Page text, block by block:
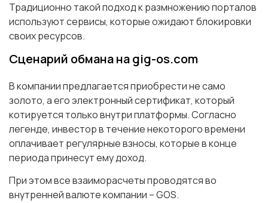
Традиционно такой подход к размножению порталов
используют сервисы, которые ожидают блокировки
своих ресурсов.
Сценарий обмана на gig-os.com
В компании предлагается приобрести не само
золото, а его электронный сертификат, который
котируется только внутри платформы. Согласно
легенде, инвестор в течение некоторого времени
оплачивает регулярные взносы, которые в конце
периода принесут ему доход.
При этом все взаиморасчеты проводятся во
внутренней валюте компании – GOS.